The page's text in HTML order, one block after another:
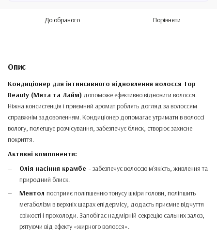
До обраного Порівняти
Опис
Кондиціонер для інтинсивного відновлення волосся Top
Beauty (Мята та Лайм) допоможе ефективно відновити волосся.
Ніжна консистенція і приємний аромат роблять догляд за волоссям
справжнім задоволенням. Кондиціонер допомагає утримати в волоссі
вологу, полегшує розчісування, забезпечує блиск, створює захисне
покриття.
Активні компоненти:
Олія насіння крамбе - забезпечує волоссю м'якість, живлення та
природний блиск.
Ментол посприяє поліпшенню тонусу шкіри голови, поліпшить
метаболізм в верхніх шарах епідермісу, додасть приємне відчуття
свіжості і прохолоди. Запобігає надмірній секрецію сальних залоз,
рятуючи від ефекту «жирного волосся».